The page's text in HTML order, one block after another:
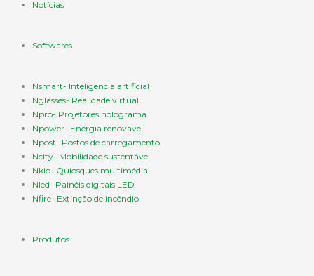
Notícias
Softwares
Nsmart- Inteligência artificial
Nglasses- Realidade virtual
Npro- Projetores holograma
Npower- Energia renovável
Npost- Postos de carregamento
Ncity- Mobilidade sustentável
Nkio- Quiosques multimédia
Nled- Painéis digitais LED
Nfire- Extinção de incêndio
Produtos